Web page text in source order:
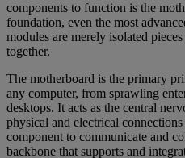
components to function is the
foundation, even the most
modules are merely isolated
together.
The motherboard is the primary
any computer, from sprawling
desktops. It acts as the central
physical and electrical
component to communicate and
backbone that supports and